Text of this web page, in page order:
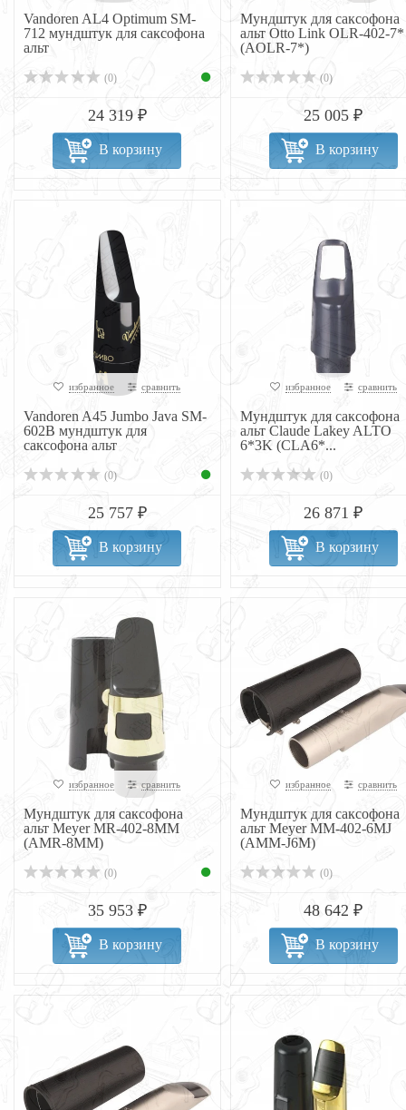
Vandoren AL4 Optimum SM-
712 мундштук для саксофона
альт
(0)
24 319 ₽
В корзину
Мундштук для саксофона
альт Otto Link OLR-402-7*
(AOLR-7*)
(0)
25 005 ₽
В корзину
избранное сравнить
Vandoren A45 Jumbo Java SM-
602B мундштук для
саксофона альт
(0)
25 757 ₽
В корзину
избранное сравнить
Мундштук для саксофона
альт Claude Lakey ALTO
6*3K (CLA6*...
(0)
26 871 ₽
В корзину
избранное сравнить
Мундштук для саксофона
альт Meyer MR-402-8MM
(AMR-8MM)
(0)
35 953 ₽
В корзину
избранное сравнить
Мундштук для саксофона
альт Meyer MM-402-6MJ
(AMM-J6M)
(0)
48 642 ₽
В корзину